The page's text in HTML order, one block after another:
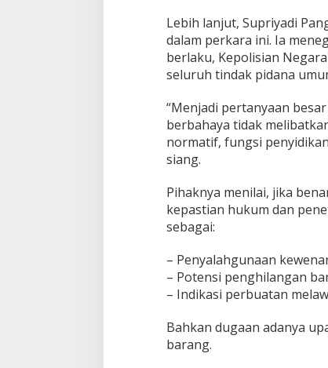
Lebih lanjut, Supriyadi
dalam perkara ini. Ia
berlaku, Kepolisian
seluruh tindak pidana
“Menjadi pertanyaan
berbahaya tidak
normatif, fungsi
siang.
Pihaknya menilai, jika
kepastian hukum dan
sebagai:
– Penyalahgunaan
– Potensi penghilangan
– Indikasi perbuatan
Bahkan dugaan adanya
barang.